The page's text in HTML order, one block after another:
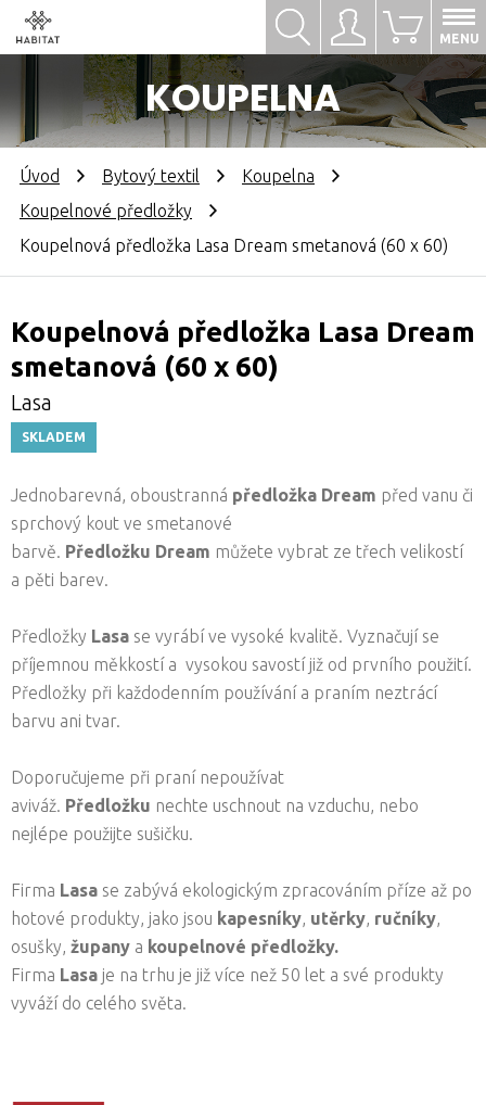
Přihlásit se
KOUPELNA
0
MENU
Hledat
Úvod Bytový textil
Koupelna
Koupelnové předložky
Koupelnová předložka Lasa Dream smetanová (60 x 60)
Koupelnová předložka Lasa Dream
smetanová (60 x 60)
Lasa
SKLADEM
Jednobarevná, oboustranná předložka Dream před vanu či
sprchový kout ve smetanové
barvě. Předložku Dream můžete vybrat ze třech velikostí
a pěti barev.
Předložky Lasa se vyrábí ve vysoké kvalitě. Vyznačují se
příjemnou měkkostí a vysokou savostí již od prvního použití.
Předložky při každodenním používání a praním neztrácí
barvu ani tvar.
Doporučujeme při praní nepoužívat
aviváž. Předložku nechte uschnout na vzduchu, nebo
nejlépe použijte sušičku.
Firma Lasa se zabývá ekologickým zpracováním příze až po
hotové produkty, jako jsou kapesníky, utěrky, ručníky,
osušky, župany a koupelnové předložky.
Firma Lasa je na trhu je již více než 50 let a své produkty
vyváží do celého světa.